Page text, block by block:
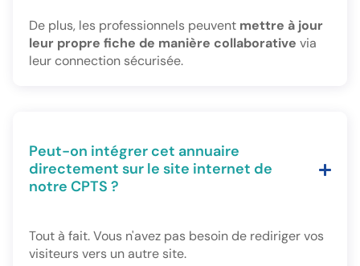
De plus, les professionnels peuvent mettre à jour
leur propre fiche de manière collaborative via
leur connection sécurisée.
Peut-on intégrer cet annuaire
directement sur le site internet de
notre CPTS ?
Tout à fait. Vous n'avez pas besoin de rediriger vos
visiteurs vers un autre site.